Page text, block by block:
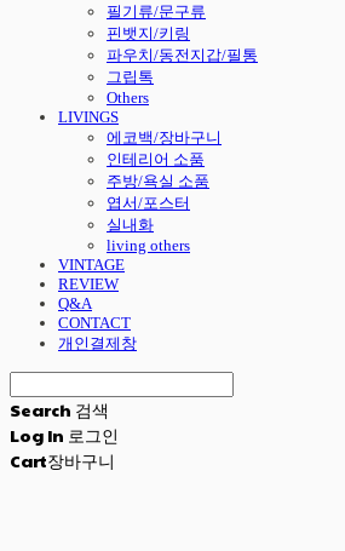
필기류/문구류
핀뱃지/키링
파우치/동전지갑/필통
그립톡
Others
LIVINGS
에코백/장바구니
인테리어 소품
주방/욕실 소품
엽서/포스터
실내화
living others
VINTAGE
REVIEW
Q&A
CONTACT
개인결제창
Search 검색
Log In 로그인
Cart장바구니